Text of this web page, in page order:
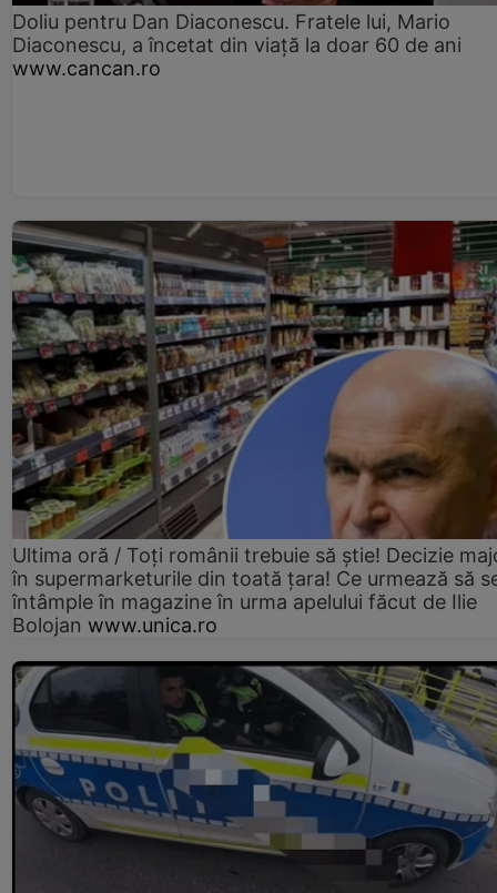
Doliu pentru Dan Diaconescu. Fratele lui, Mario
Diaconescu, a încetat din viață la doar 60 de ani
www.cancan.ro
Ultima oră / Toți românii trebuie să știe! Decizie
în supermarketurile din toată țara! Ce urmează să
întâmple în magazine în urma apelului făcut de Ilie
Bolojan www.unica.ro